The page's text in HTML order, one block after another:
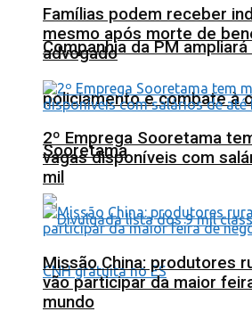
Companhia da PM
policiamento e combate à
Sooretama
Famílias podem receber
mesmo após morte de
advogado
2º Emprega Sooretama
vagas disponíveis com
mil
Missão China: produtores
vão participar da maior
mundo